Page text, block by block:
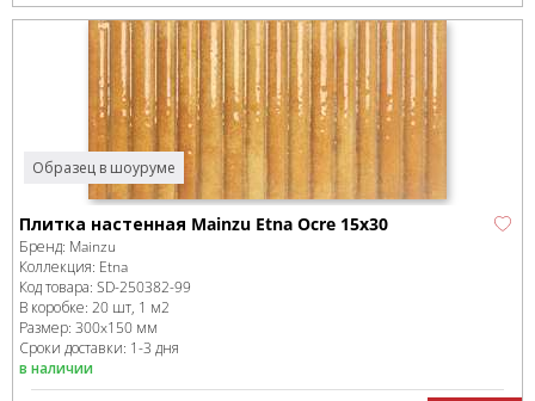
Образец в шоуруме
Плитка настенная Mainzu Etna Ocre 15x30
Бренд: Mainzu
Коллекция: Etna
Код товара: SD-250382-99
В коробке: 20 шт, 1 м2
Размер: 300x150 мм
Сроки доставки: 1-3 дня
в наличии